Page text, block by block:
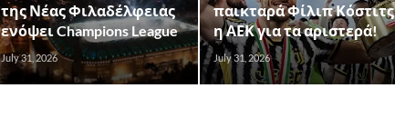
της Νέας Φιλαδέλφειας
ενόψει Champions League
July 31, 2026
παικταρά Φίλιπ Κόστιτς
η ΑΕΚ για τα αριστερά!
July 31, 2026